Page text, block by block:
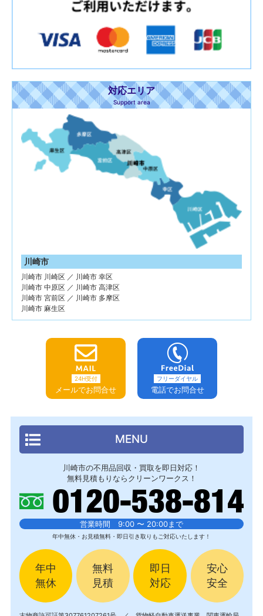
対応エリア
Support area
川崎市
川崎市 川崎区 ／ 川崎市 幸区
川崎市 中原区 ／ 川崎市 高津区
川崎市 宮前区 ／ 川崎市 多摩区
川崎市 麻生区
24H受付
メールでお問合せ
フリーダイヤル
電話でお問合せ
MENU
川崎市の不用品回収・買取を即日対応！
無料見積もりならクリーンワークス！
営業時間 9:00 〜 20:00まで
年中無休・お見積無料・即日引き取りもご対応いたします！
年中
無休
無料
見積
即日
対応
安心
安全